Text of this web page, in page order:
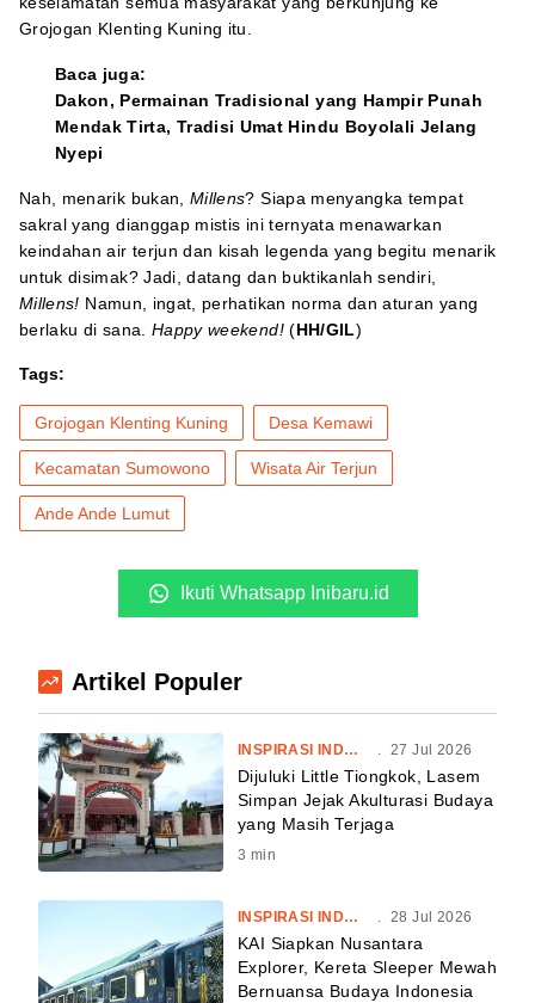
Grojogan Klenting Kuning itu.
Baca juga:
Dakon, Permainan Tradisional yang Hampir Punah
Mendak Tirta, Tradisi Umat Hindu Boyolali Jelang
Nyepi
Nah, menarik bukan, Millens? Siapa menyangka tempat
sakral yang dianggap mistis ini ternyata menawarkan
keindahan air terjun dan kisah legenda yang begitu menarik
untuk disimak? Jadi, datang dan buktikanlah sendiri,
Millens! Namun, ingat, perhatikan norma dan aturan yang
berlaku di sana. Happy weekend!(HH/GIL)
Tags:
Grojogan Klenting Kuning Desa Kemawi
Kecamatan Sumowono Wisata Air Terjun
Ande Ande Lumut
Ikuti Whatsapp Inibaru.id
Artikel Populer
INSPIRASI INDONESIA . 27 Jul 2026
Dijuluki Little Tiongkok, Lasem
Simpan Jejak Akulturasi Budaya
yang Masih Terjaga
3 min
INSPIRASI INDONESIA . 28 Jul 2026
KAI Siapkan Nusantara
Explorer, Kereta Sleeper Mewah
Bernuansa Budaya Indonesia